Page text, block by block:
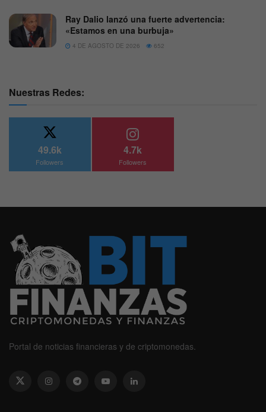
Ray Dalio lanzó una fuerte advertencia:
«Estamos en una burbuja»
4 DE AGOSTO DE 2026 652
Nuestras Redes:
49.6k
Followers
4.7k
Followers
Portal de noticias financieras y de criptomonedas.